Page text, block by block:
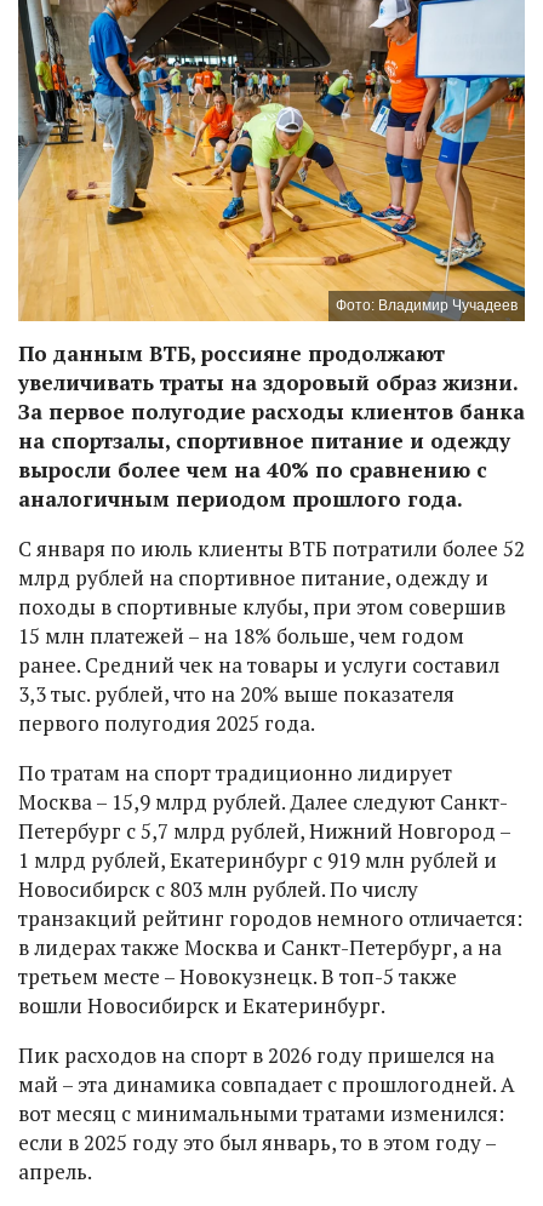
Фото: Владимир Чучадеев
По данным ВТБ, россияне продолжают
увеличивать траты на здоровый образ жизни.
За первое полугодие расходы клиентов банка
на спортзалы, спортивное питание и одежду
выросли более чем на 40% по сравнению с
аналогичным периодом прошлого года.
С января по июль клиенты ВТБ потратили более 52
млрд рублей на спортивное питание, одежду и
походы в спортивные клубы, при этом совершив
15 млн платежей – на 18% больше, чем годом
ранее. Средний чек на товары и услуги составил
3,3 тыс. рублей, что на 20% выше показателя
первого полугодия 2025 года.
По тратам на спорт традиционно лидирует
Москва – 15,9 млрд рублей. Далее следуют Санкт-
Петербург с 5,7 млрд рублей, Нижний Новгород –
1 млрд рублей, Екатеринбург с 919 млн рублей и
Новосибирск с 803 млн рублей. По числу
транзакций рейтинг городов немного отличается:
в лидерах также Москва и Санкт-Петербург, а на
третьем месте – Новокузнецк. В топ-5 также
вошли Новосибирск и Екатеринбург.
Пик расходов на спорт в 2026 году пришелся на
май – эта динамика совпадает с прошлогодней. А
вот месяц с минимальными тратами изменился:
если в 2025 году это был январь, то в этом году –
апрель.